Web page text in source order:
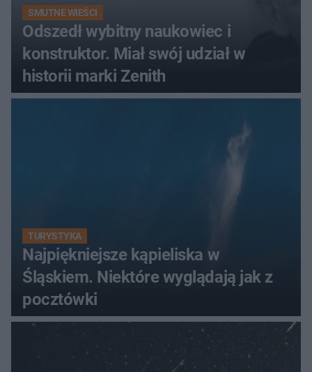
SMUTNE WIEŚCI
Odszedł wybitny naukowiec i
konstruktor. Miał swój udział w
historii marki Zenith
TURYSTYKA
Najpiękniejsze kąpieliska w
Śląskiem. Niektóre wyglądają jak z
pocztówki